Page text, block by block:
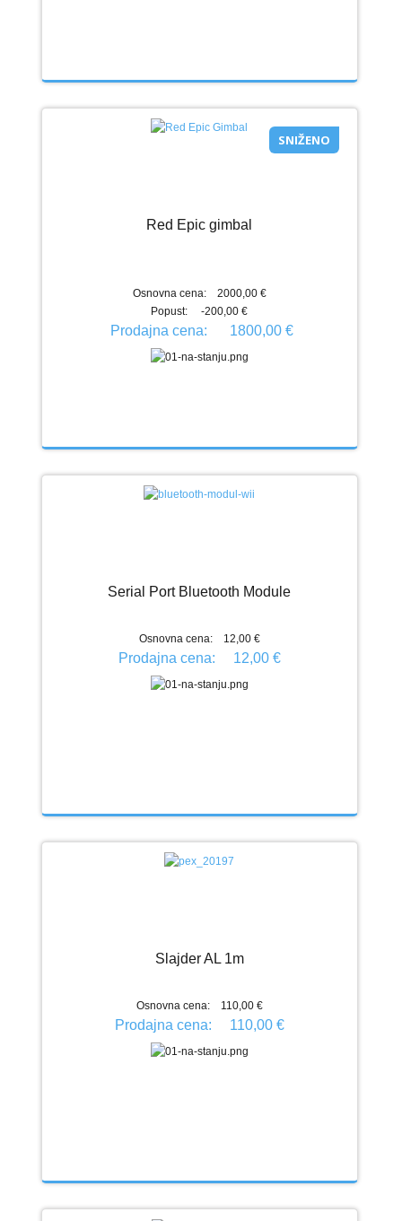
SNIŽENO
Red Epic gimbal
Osnovna cena:
2000,00 €
Popust:
-200,00 €
Prodajna cena: 1800,00 €
Serial Port Bluetooth Module
Osnovna cena: 12,00 €
Prodajna cena: 12,00 €
Slajder AL 1m
Osnovna cena: 110,00 €
Prodajna cena: 110,00 €